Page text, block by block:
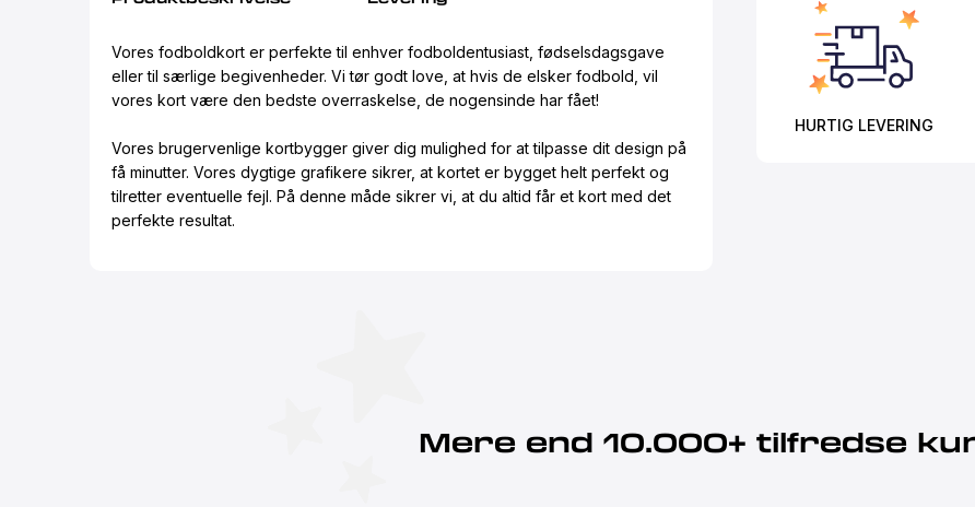
Vores fodboldkort er perfekte til enhver fodboldentusiast, fødselsdagsgave
eller til særlige begivenheder. Vi tør godt love, at hvis de elsker fodbold, vil
vores kort være den bedste overraskelse, de nogensinde har fået!
Vores brugervenlige kortbygger giver dig mulighed for at tilpasse dit design på
få minutter. Vores dygtige grafikere sikrer, at kortet er bygget helt perfekt og
tilretter eventuelle fejl. På denne måde sikrer vi, at du altid får et kort med det
perfekte resultat.
HURTIG LEVERING
Mere end 10.000+ tilfredse